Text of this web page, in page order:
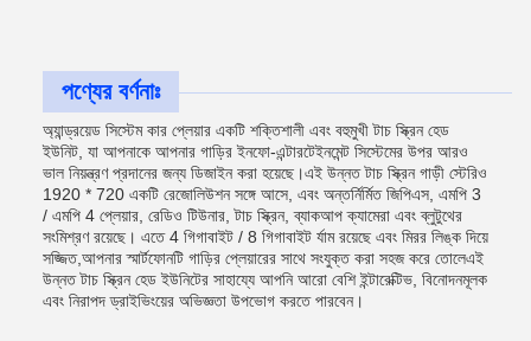
পণ্যের বর্ণনাঃ
অ্যান্ড্রয়েড সিস্টেম কার প্লেয়ার একটি শক্তিশালী এবং বহুমুখী টাচ স্ক্রিন হেড
ইউনিট, যা আপনাকে আপনার গাড়ির ইনফো-এন্টারটেইনমেন্ট সিস্টেমের উপর আরও
ভাল নিয়ন্ত্রণ প্রদানের জন্য ডিজাইন করা হয়েছে।এই উন্নত টাচ স্ক্রিন গাড়ী স্টেরিও
1920 * 720 একটি রেজোলিউশন সঙ্গে আসে, এবং অন্তর্নির্মিত জিপিএস, এমপি 3
/ এমপি 4 প্লেয়ার, রেডিও টিউনার, টাচ স্ক্রিন, ব্যাকআপ ক্যামেরা এবং ব্লুটুথের
সংমিশ্রণ রয়েছে। এতে 4 গিগাবাইট / 8 গিগাবাইট র্যাম রয়েছে এবং মিরর লিঙ্ক দিয়ে
সজ্জিত,আপনার স্মার্টফোনটি গাড়ির প্লেয়ারের সাথে সংযুক্ত করা সহজ করে তোলেএই
উন্নত টাচ স্ক্রিন হেড ইউনিটের সাহায্যে আপনি আরো বেশি ইন্টারেক্টিভ, বিনোদনমূলক
এবং নিরাপদ ড্রাইভিংয়ের অভিজ্ঞতা উপভোগ করতে পারবেন।